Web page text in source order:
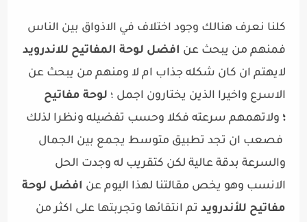
كلنا نعرف هنالك وجود اختلاف في الاذواق بين الناس
فمنهم من يبحث عن افضل لوحة المفاتيح للاندرويد
لايهتم ان كان شكله جذاب ام لا ومنهم من يبحث عن
الاسرع واخيرا الذين يختارون اجمل ؛ لوحة مفاتيح
؛ ولاتهمهم سرعته فكلا وحسب تفضيله ونظرا لذلك
فصعب ان تجد تطبيق متوسط يجمع بين الجمال
والسرعة بدقة عالية لكن كتقريب له وجدت الحل
الانسب وهو يخص مقالتنا لهذا اليوم عن افضل لوحة
مفاتيح للأندرويد تم انتقائها وتجربتها على اكثر من